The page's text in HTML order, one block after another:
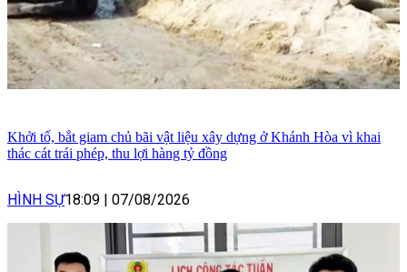
Khởi tố, bắt giam chủ bãi vật liệu xây dựng ở Khánh Hòa vì khai
thác cát trái phép, thu lợi hàng tỷ đồng
HÌNH SỰ18:09 07/08/2026